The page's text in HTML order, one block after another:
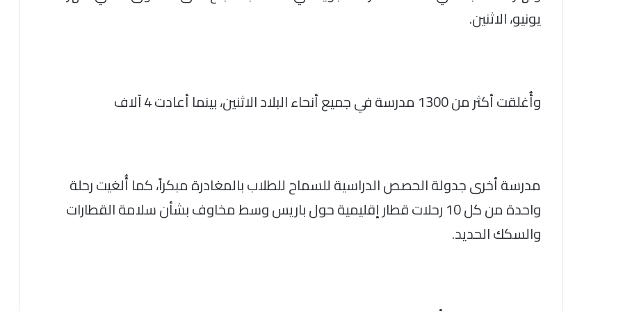
يونيو، الاثنين.
وأُغلقت أكثر من 1300 مدرسة في جميع أنحاء البلاد الاثنين، بينما أعادت 4 آلاف
مدرسة أخرى جدولة الحصص الدراسية للسماح للطلاب بالمغادرة مبكراً، كما أُلغيت رحلة
واحدة من كل 10 رحلات قطار إقليمية حول باريس وسط مخاوف بشأن سلامة القطارات
والسكك الحديد.